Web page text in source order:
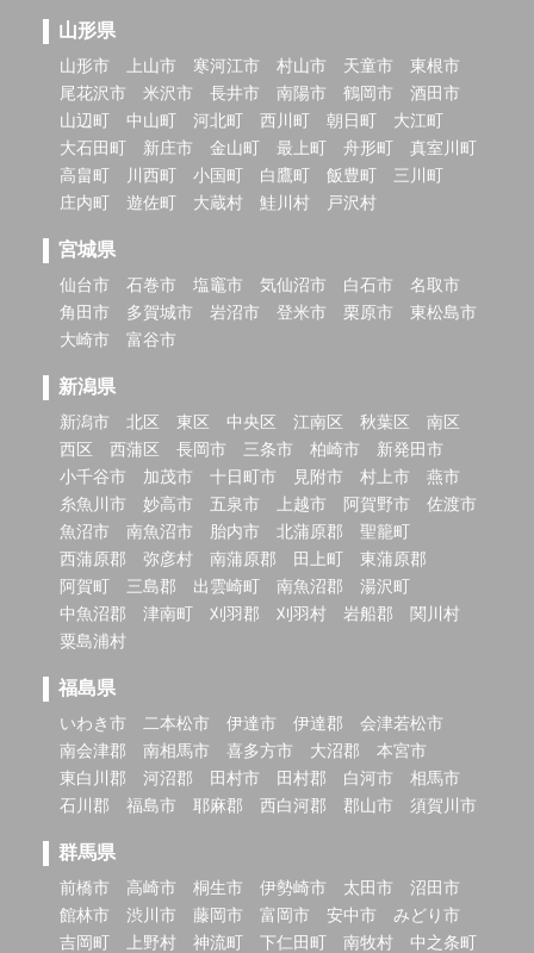
山形県
山形市 上山市 寒河江市 村山市 天童市
東根市
尾花沢市
米沢市 長井市 南陽市 鶴岡市
酒田市
山辺町
中山町 河北町 西川町 朝日町
大江町
大石田町
新庄市 金山町 最上町 舟形町
真室川町
高畠町
川西町 小国町 白鷹町 飯豊町
三川町
庄内町
遊佐町 大蔵村 鮭川村 戸沢村
宮城県
仙台市 石巻市 塩竈市 気仙沼市 白石市
名取市
角田市
多賀城市 岩沼市 登米市 栗原市
東松島市
大崎市
富谷市
新潟県
新潟市 北区 東区 中央区 江南区 秋葉区
南区
西区
西蒲区 長岡市 三条市 柏崎市
新発田市
小千谷市
加茂市 十日町市 見附市 村上市
燕市
糸魚川市
妙高市 五泉市 上越市 阿賀野市
佐渡市
魚沼市
南魚沼市 胎内市 北蒲原郡
聖籠町
西蒲原郡
弥彦村 南蒲原郡 田上町
東蒲原郡
阿賀町
三島郡 出雲崎町 南魚沼郡
湯沢町
中魚沼郡
津南町 刈羽郡 刈羽村 岩船郡
関川村
粟島浦村
福島県
いわき市 二本松市 伊達市 伊達郡
会津若松市
南会津郡
南相馬市 喜多方市 大沼郡
本宮市
東白川郡
河沼郡 田村市 田村郡 白河市
相馬市
石川郡
福島市 耶麻郡 西白河郡 郡山市 須賀川市
群馬県
前橋市 高崎市 桐生市 伊勢崎市 太田市
沼田市
館林市
渋川市 藤岡市 富岡市 安中市
みどり市
吉岡町
上野村 神流町 下仁田町 南牧村
中之条町